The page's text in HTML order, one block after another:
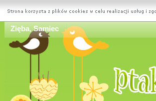
Zięba, Samiec